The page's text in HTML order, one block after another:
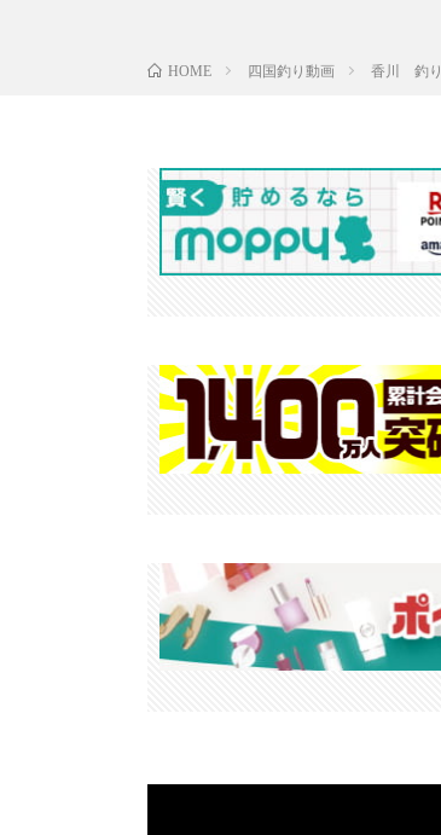
HOME 四国釣り動画 香川 釣り